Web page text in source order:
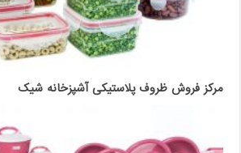
مرکز فروش ظروف پلاستیکی آشپزخانه شیک